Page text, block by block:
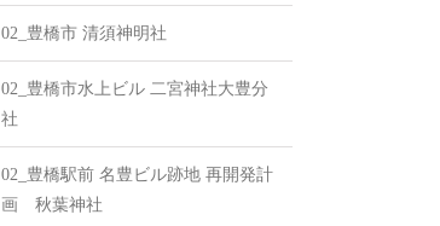
02_豊橋市 清須神明社
02_豊橋市水上ビル 二宮神社大豊分
社
02_豊橋駅前 名豊ビル跡地 再開発計
画 秋葉神社